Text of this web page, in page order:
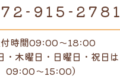
915-2781
時間09:00～18:00
・木曜日・日曜日・祝日は
09:00～15:00）